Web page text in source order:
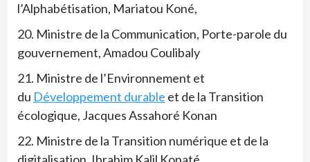
l’Alphabétisation, Mariatou Koné,
20. Ministre de la Communication, Porte-parole du
gouvernement, Amadou Coulibaly
21. Ministre de l’Environnement et
du Développement durable et de la Transition
écologique, Jacques Assahoré Konan
22. Ministre de la Transition numérique et de la